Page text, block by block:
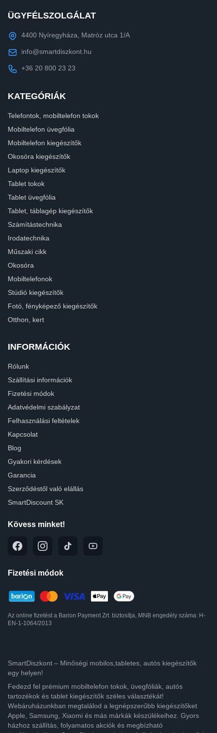
ÜGYFÉLSZOLGÁLAT
4400 Nyíregyháza, Matróz utca 1/A
info@smartdiszkont.hu
+36 20 800 23 23
KATEGÓRIÁK
Telefontok, mobiltelefon tokok
Mobiltelefon üvegfólia
Mobiltelefon kiegészítők
Okosóra kiegészítők
Laptop kiegészítők
Tablet tokok
Tablet üvegfólia
Tablet, táblagép kiegészítők
Számítástechnika
Irodatechnika
Műszaki cikk
Okosóra
Mobiltelefonok
Stúdió kiegészítők
Fotó, fényképező kiegészítők
Otthon, kert
INFORMÁCIÓK
Rólunk
Szállítási információk
Fizetési módok
Adatvédelmi szabályzat
Felhasználási feltételek
Kapcsolat
Blog
Gyakori kérdések
Garancia
Szerződéstől való elállás
SmartDiscount SK
Kövess minket!
Fizetési módok
Az online fizetést a Barion Payment Zrt. biztosítja, MNB engedély száma: H-
EN-1-1064/2013
SmartDiszkont – Minőségi mobilos,tabletes, autós kiegészítők
egy helyen!
Fedezd fel prémium mobiltelefon tokok, üvegfóliák, autós
tartozékok és tablet kiegészítők széles választékát!
Webáruházunkban megtalálod a legnépszerűbb kiegészítőket
Apple, Samsung, Xiaomi és más márkák készülékeihez. Gyors
házhoz szállítás, folyamatos akciók és megbízható